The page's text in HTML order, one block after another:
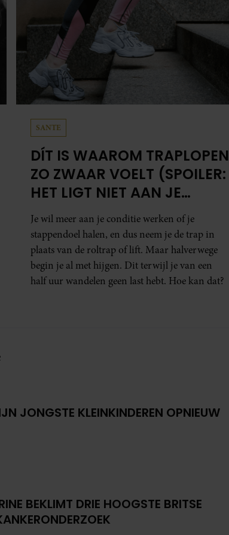
SANTE
DÍT IS WAAROM TRAPLOPEN
ZO ZWAAR VOELT (SPOILER:
HET LIGT NIET AAN JE
CONDITIE)
Je wil meer aan je conditie werken of je
stappendoel halen, en dus neem je de trap in
plaats van de roltrap of lift. Maar halverwege
begin je al met hijgen. Dit terwijl je van een
half uur wandelen geen last hebt. Hoe kan dat?
JONGSTE KLEINKINDEREN OPNIEUW
BEKLIMT DRIE HOOGSTE BRITSE